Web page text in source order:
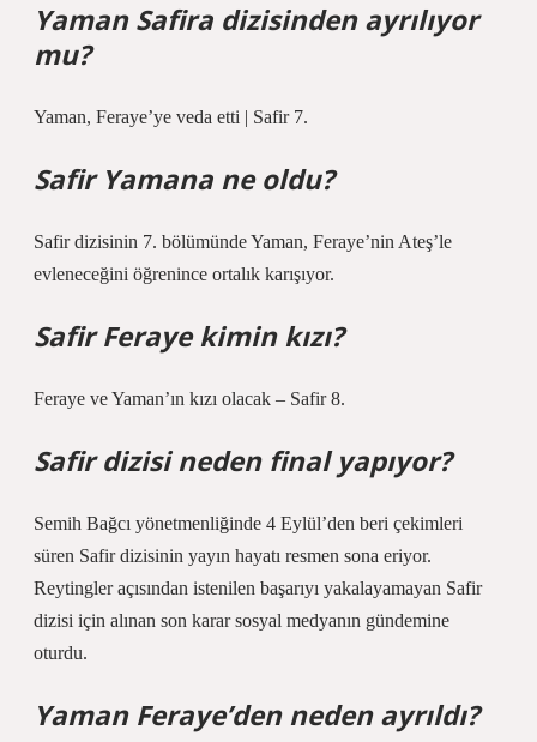
Yaman Safira dizisinden ayrılıyor
mu?
Yaman, Feraye’ye veda etti | Safir 7.
Safir Yamana ne oldu?
Safir dizisinin 7. bölümünde Yaman, Feraye’nin Ateş’le
evleneceğini öğrenince ortalık karışıyor.
Safir Feraye kimin kızı?
Feraye ve Yaman’ın kızı olacak – Safir 8.
Safir dizisi neden final yapıyor?
Semih Bağcı yönetmenliğinde 4 Eylül’den beri çekimleri
süren Safir dizisinin yayın hayatı resmen sona eriyor.
Reytingler açısından istenilen başarıyı yakalayamayan Safir
dizisi için alınan son karar sosyal medyanın gündemine
oturdu.
Yaman Feraye’den neden ayrıldı?